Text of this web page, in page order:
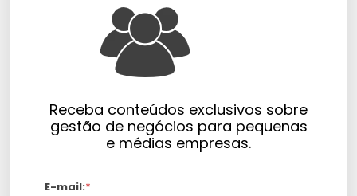
Receba conteúdos exclusivos sobre
gestão de negócios para pequenas
e médias empresas.
E-mail:*